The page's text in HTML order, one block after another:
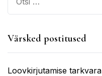
Värsked postitused
Loovkirjutamise tarkvara